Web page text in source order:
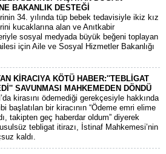
BAKANLIK DESTEĞİ
34. yılında tüp bebek tedavisiyle ikiz kız
kucaklarına alan ve Anıtkabir
sosyal medyada büyük beğeni toplayan
için Aile ve Sosyal Hizmetler Bakanlığı
KİRACIYA KÖTÜ HABER:''TEBLİGAT
SAVUNMASI MAHKEMEDEN DÖNDÜ
kirasını ödemediği gerekçesiyle hakkında
başlatılan bir kiracının “Ödeme emri elime
takipten geç haberdar oldum” diyerek
usulsüz tebligat itirazı, İstinaf Mahkemesi’nin
kaldı.